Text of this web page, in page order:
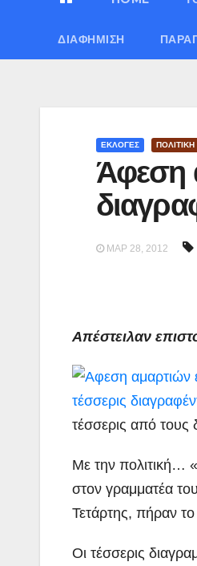
ΔΙΑΦΉΜΙΣΗ
ΕΚΛΟΓΕΣ ΠΟΛΙΤΙΚΗ
Άφεση
ΜΑΡ 28, 2012
Απέστειλαν
τέσσερις από τους
Με την πολιτική…
στον γραμματέα
Τετάρτης, πήραν
Οι τέσσερις